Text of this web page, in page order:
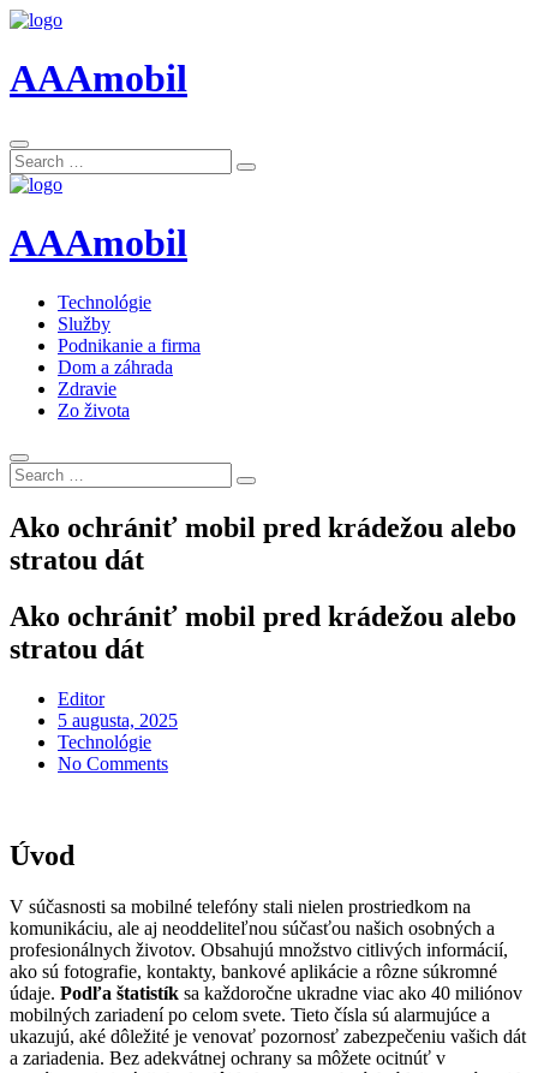
AAAmobil
Search
for:
Search
AAAmobil
Technológie
Služby
Podnikanie a firma
Dom a záhrada
Zdravie
Zo života
Search
for:
Search
Ako ochrániť mobil pred krádežou alebo
stratou dát
Ako ochrániť mobil pred krádežou alebo
stratou dát
Editor
Posted
on
5 augusta, 2025
Technológie
No Comments
Úvod
V súčasnosti sa mobilné telefóny stali nielen prostriedkom na
komunikáciu, ale aj neoddeliteľnou súčasťou našich osobných a
profesionálnych životov. Obsahujú množstvo citlivých informácií,
ako sú fotografie, kontakty, bankové aplikácie a rôzne súkromné
údaje. Podľa štatistík sa každoročne ukradne viac ako 40 miliónov
mobilných zariadení po celom svete. Tieto čísla sú alarmujúce a
ukazujú, aké dôležité je venovať pozornosť zabezpečeniu vašich dát
a zariadenia. Bez adekvátnej ochrany sa môžete ocitnúť v